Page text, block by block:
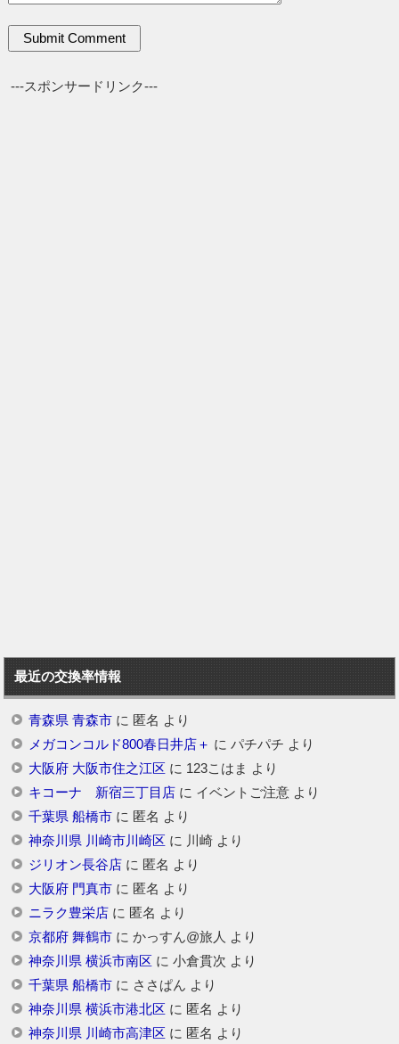
---スポンサードリンク---
最近の交換率情報
青森県 青森市に 匿名 より
メガコンコルド800春日井店＋ に パチパチ より
大阪府 大阪市住之江区 に 123こはま より
キコーナ 新宿三丁目店に イベントご注意より
千葉県 船橋市に 匿名 より
神奈川県 川崎市川崎区 に 川崎より
ジリオン長谷店に 匿名 より
大阪府 門真市に 匿名 より
ニラク豊栄店に 匿名 より
京都府 舞鶴市に かっすん@旅人 より
神奈川県 横浜市南区 に 小倉貫次 より
千葉県 船橋市に ささぱん より
神奈川県 横浜市港北区 に 匿名 より
神奈川県 川崎市高津区 に 匿名 より